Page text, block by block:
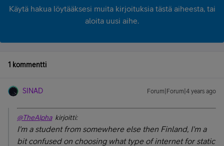
Käytä hakua löytääksesi muita kirjoituksia tästä aiheesta, tai
aloita uusi aihe.
1 kommentti
SINAD Forum|Forum|4 years ago
@TheAlphakirjoitti:
I'm a student from somewhere else then Finland, I'm a
bit confused on choosing what type of internet for static